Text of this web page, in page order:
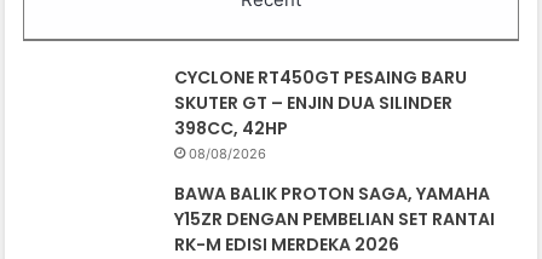
CYCLONE RT450GT PESAING BARU
SKUTER GT – ENJIN DUA SILINDER
398CC, 42HP
08/08/2026
BAWA BALIK PROTON SAGA, YAMAHA
Y15ZR DENGAN PEMBELIAN SET RANTAI
RK-M EDISI MERDEKA 2026